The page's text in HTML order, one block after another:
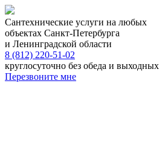
Сантехнические услуги на любых
объектах Санкт-Петербурга
и Ленинградской области
8 (812) 220-51-02
круглосуточно без обеда и выходных
Перезвоните мне